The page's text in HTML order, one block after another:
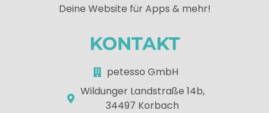
Deine Website für Apps & mehr!
KONTAKT
petesso GmbH
Wildunger Landstraße 14b,
34497 Korbach